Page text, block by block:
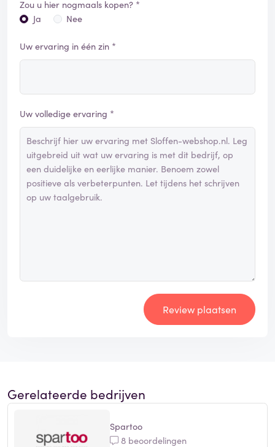
Zou u hier nogmaals kopen? *
Ja
Nee
Uw ervaring in één zin *
Uw volledige ervaring *
Review plaatsen
Gerelateerde bedrijven
Spartoo
8 beoordelingen